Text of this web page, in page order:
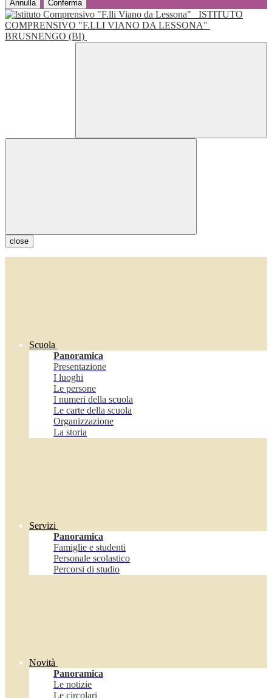
Annulla Conferma
ISTITUTO
COMPRENSIVO "F.LLI VIANO DA LESSONA"
BRUSNENGO (BI)
close
Scuola
Panoramica
Presentazione
I luoghi
Le persone
I numeri della scuola
Le carte della scuola
Organizzazione
La storia
Servizi
Panoramica
Famiglie e studenti
Personale scolastico
Percorsi di studio
Novità
Panoramica
Le notizie
Le circolari